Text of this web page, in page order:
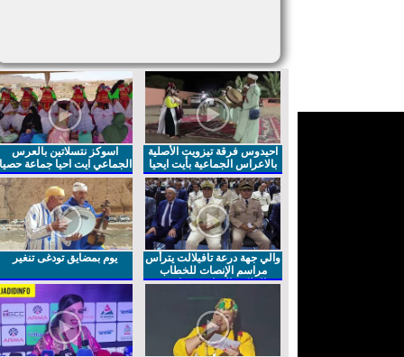
احيدوس فرقة تيزويت الأصلية
بالاعراس الجماعية بأيت ايحيا
اسوكز نتسلاتين بالعرس
الجماعي ايت احيا جماعة حصيا
والي جهة درعة تافيلالت يترأس
مراسم الإنصات للخطاب
الملكي السامي بمناسبة
يوم بمضايق تودغى تنغير